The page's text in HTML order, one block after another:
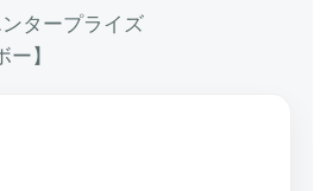
タープライズ
】